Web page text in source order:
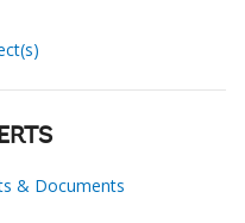
& Documents